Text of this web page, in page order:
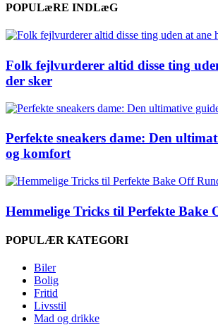
POPULæRE INDLæG
Folk fejlvurderer altid disse ting
der sker
Perfekte sneakers dame: Den
og komfort
Hemmelige Tricks til Perfekte Bake
POPULÆR KATEGORI
Biler
Bolig
Fritid
Livsstil
Mad og drikke